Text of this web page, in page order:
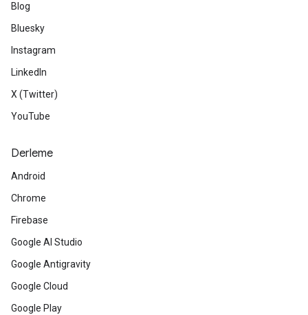
Blog
Bluesky
Instagram
LinkedIn
X (Twitter)
YouTube
Derleme
Android
Chrome
Firebase
Google AI Studio
Google Antigravity
Google Cloud
Google Play